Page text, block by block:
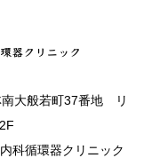
大般若町37番地 リ
科循環器クリニック